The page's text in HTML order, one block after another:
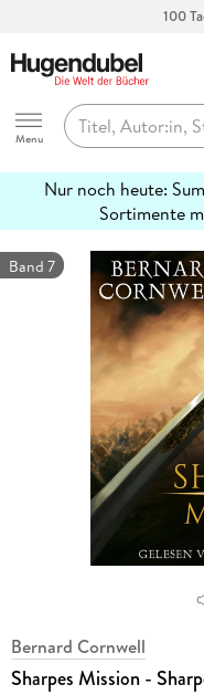
100
Hugendubel
Menu
Nur noch heute:
Sortimente
erfahren
Band 7
Bernard Cornwell
Sharpes Mission -